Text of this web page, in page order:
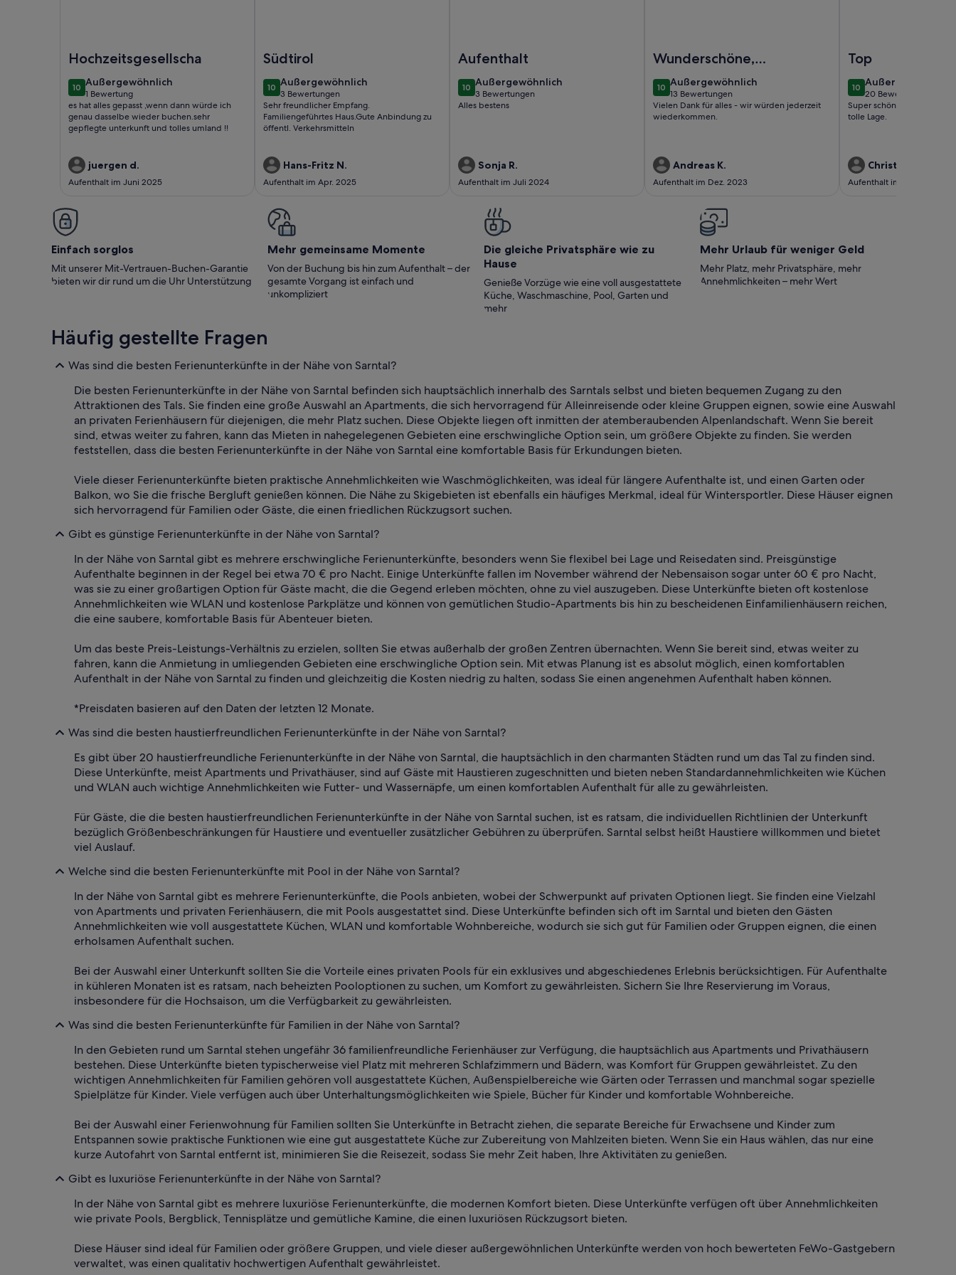
Hochzeitsgesellschaft
1010 von 10
Außergewöhnlich
außergewöhnlich
1 Bewertung
(1
bewertung)
es hat alles gepasst ,wenn dann würde ich
genau dasselbe wieder buchen.sehr
gepflegte unterkunft und tolles umland !!
juergen d.
Aufenthalt im Juni 2025
Südtirol
1010 von 10
Außergewöhnlich
außergewöhnlich
3 Bewertungen
(3
bewertungen)
Sehr freundlicher Empfang.
Familiengeführtes Haus.Gute Anbindung zu
öffentl. Verkehrsmitteln
Hans-Fritz N.
Aufenthalt im Apr. 2025
Aufenthalt
1010 von 10
Außergewöhnlich
außergewöhnlich
3 Bewertungen
(3
Alles bestens
Sonja R.
Aufenthalt im Juli 2024
Wunderschöne,
familienfreundliche
Unterkunft
1010 von 10
Außergewöhnlich
außergewöhnlich
13 Bewertungen
(13
bewertungen)
Vielen Dank für alles - wir würden jederzeit
wiederkommen.
Andreas K.
Aufenthalt im Dez. 2023
Top
1010 von 10
Außergewöhnlich
außergewöhnlich
20 Bewertungen
(20
bewertungen)
Super schöne Wohnung,
tolle Lage.
Christina S.
Aufenthalt im Sept. 2021
Einfach sorglos
Mit unserer Mit-Vertrauen-Buchen-Garantie
bieten wir dir rund um die Uhr Unterstützung
Mehr gemeinsame Momente
Von der Buchung bis hin zum Aufenthalt – der
gesamte Vorgang ist einfach und
unkompliziert
Die gleiche Privatsphäre wie zu
Hause
Genieße Vorzüge wie eine voll ausgestattete
Küche, Waschmaschine, Pool, Garten und
mehr
Mehr Urlaub für weniger Geld
Mehr Platz, mehr Privatsphäre, mehr
Annehmlichkeiten – mehr Wert
Häufig gestellte Fragen
Was sind die besten Ferienunterkünfte in der Nähe von Sarntal?
Die besten Ferienunterkünfte in der Nähe von Sarntal befinden sich hauptsächlich innerhalb des Sarntals selbst und bieten bequemen Zugang zu den
Attraktionen des Tals. Sie finden eine große Auswahl an Apartments, die sich hervorragend für Alleinreisende oder kleine Gruppen eignen, sowie eine Auswahl
an privaten Ferienhäusern für diejenigen, die mehr Platz suchen. Diese Objekte liegen oft inmitten der atemberaubenden Alpenlandschaft. Wenn Sie bereit
sind, etwas weiter zu fahren, kann das Mieten in nahegelegenen Gebieten eine erschwingliche Option sein, um größere Objekte zu finden. Sie werden
feststellen, dass die besten Ferienunterkünfte in der Nähe von Sarntal eine komfortable Basis für Erkundungen bieten.
Viele dieser Ferienunterkünfte bieten praktische Annehmlichkeiten wie Waschmöglichkeiten, was ideal für längere Aufenthalte ist, und einen Garten oder
Balkon, wo Sie die frische Bergluft genießen können. Die Nähe zu Skigebieten ist ebenfalls ein häufiges Merkmal, ideal für Wintersportler. Diese Häuser eignen
sich hervorragend für Familien oder Gäste, die einen friedlichen Rückzugsort suchen.
Gibt es günstige Ferienunterkünfte in der Nähe von Sarntal?
In der Nähe von Sarntal gibt es mehrere erschwingliche Ferienunterkünfte, besonders wenn Sie flexibel bei Lage und Reisedaten sind. Preisgünstige
Aufenthalte beginnen in der Regel bei etwa 70 € pro Nacht. Einige Unterkünfte fallen im November während der Nebensaison sogar unter 60 € pro Nacht,
was sie zu einer großartigen Option für Gäste macht, die die Gegend erleben möchten, ohne zu viel auszugeben. Diese Unterkünfte bieten oft kostenlose
Annehmlichkeiten wie WLAN und kostenlose Parkplätze und können von gemütlichen Studio-Apartments bis hin zu bescheidenen Einfamilienhäusern reichen,
die eine saubere, komfortable Basis für Abenteuer bieten.
Um das beste Preis-Leistungs-Verhältnis zu erzielen, sollten Sie etwas außerhalb der großen Zentren übernachten. Wenn Sie bereit sind, etwas weiter zu
fahren, kann die Anmietung in umliegenden Gebieten eine erschwingliche Option sein. Mit etwas Planung ist es absolut möglich, einen komfortablen
Aufenthalt in der Nähe von Sarntal zu finden und gleichzeitig die Kosten niedrig zu halten, sodass Sie einen angenehmen Aufenthalt haben können.
*Preisdaten basieren auf den Daten der letzten 12 Monate.
Was sind die besten haustierfreundlichen Ferienunterkünfte in der Nähe von Sarntal?
Es gibt über 20 haustierfreundliche Ferienunterkünfte in der Nähe von Sarntal, die hauptsächlich in den charmanten Städten rund um das Tal zu finden sind.
Diese Unterkünfte, meist Apartments und Privathäuser, sind auf Gäste mit Haustieren zugeschnitten und bieten neben Standardannehmlichkeiten wie Küchen
und WLAN auch wichtige Annehmlichkeiten wie Futter- und Wassernäpfe, um einen komfortablen Aufenthalt für alle zu gewährleisten.
Für Gäste, die die besten haustierfreundlichen Ferienunterkünfte in der Nähe von Sarntal suchen, ist es ratsam, die individuellen Richtlinien der Unterkunft
bezüglich Größenbeschränkungen für Haustiere und eventueller zusätzlicher Gebühren zu überprüfen. Sarntal selbst heißt Haustiere willkommen und bietet
viel Auslauf.
Welche sind die besten Ferienunterkünfte mit Pool in der Nähe von Sarntal?
In der Nähe von Sarntal gibt es mehrere Ferienunterkünfte, die Pools anbieten, wobei der Schwerpunkt auf privaten Optionen liegt. Sie finden eine Vielzahl
von Apartments und privaten Ferienhäusern, die mit Pools ausgestattet sind. Diese Unterkünfte befinden sich oft im Sarntal und bieten den Gästen
Annehmlichkeiten wie voll ausgestattete Küchen, WLAN und komfortable Wohnbereiche, wodurch sie sich gut für Familien oder Gruppen eignen, die einen
erholsamen Aufenthalt suchen.
Bei der Auswahl einer Unterkunft sollten Sie die Vorteile eines privaten Pools für ein exklusives und abgeschiedenes Erlebnis berücksichtigen. Für Aufenthalte
in kühleren Monaten ist es ratsam, nach beheizten Pooloptionen zu suchen, um Komfort zu gewährleisten. Sichern Sie Ihre Reservierung im Voraus,
insbesondere für die Hochsaison, um die Verfügbarkeit zu gewährleisten.
Was sind die besten Ferienunterkünfte für Familien in der Nähe von Sarntal?
In den Gebieten rund um Sarntal stehen ungefähr 36 familienfreundliche Ferienhäuser zur Verfügung, die hauptsächlich aus Apartments und Privathäusern
bestehen. Diese Unterkünfte bieten typischerweise viel Platz mit mehreren Schlafzimmern und Bädern, was Komfort für Gruppen gewährleistet. Zu den
wichtigen Annehmlichkeiten für Familien gehören voll ausgestattete Küchen, Außenspielbereiche wie Gärten oder Terrassen und manchmal sogar spezielle
Spielplätze für Kinder. Viele verfügen auch über Unterhaltungsmöglichkeiten wie Spiele, Bücher für Kinder und komfortable Wohnbereiche.
Bei der Auswahl einer Ferienwohnung für Familien sollten Sie Unterkünfte in Betracht ziehen, die separate Bereiche für Erwachsene und Kinder zum
Entspannen sowie praktische Funktionen wie eine gut ausgestattete Küche zur Zubereitung von Mahlzeiten bieten. Wenn Sie ein Haus wählen, das nur eine
kurze Autofahrt von Sarntal entfernt ist, minimieren Sie die Reisezeit, sodass Sie mehr Zeit haben, Ihre Aktivitäten zu genießen.
Gibt es luxuriöse Ferienunterkünfte in der Nähe von Sarntal?
In der Nähe von Sarntal gibt es mehrere luxuriöse Ferienunterkünfte, die modernen Komfort bieten. Diese Unterkünfte verfügen oft über Annehmlichkeiten
wie private Pools, Bergblick, Tennisplätze und gemütliche Kamine, die einen luxuriösen Rückzugsort bieten.
Diese Häuser sind ideal für Familien oder größere Gruppen, und viele dieser außergewöhnlichen Unterkünfte werden von hoch bewerteten FeWo-Gastgebern
verwaltet, was einen qualitativ hochwertigen Aufenthalt gewährleistet.